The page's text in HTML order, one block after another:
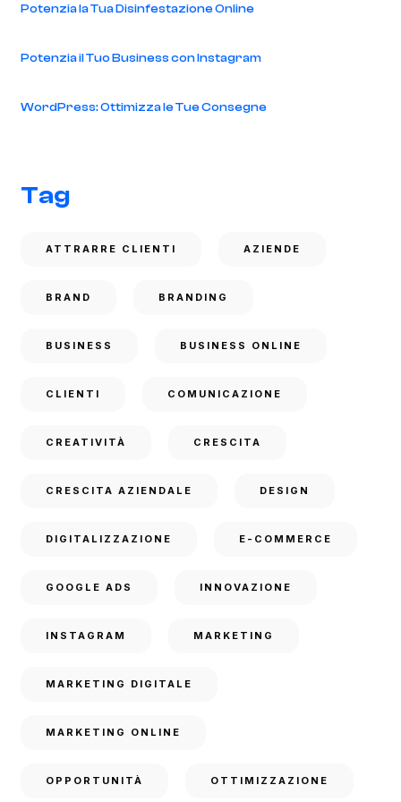
Potenzia la Tua Disinfestazione Online
Potenzia il Tuo Business con Instagram
WordPress: Ottimizza le Tue Consegne
Tag
ATTRARRE CLIENTI AZIENDE
BRAND BRANDING
BUSINESS BUSINESS ONLINE
CLIENTI COMUNICAZIONE
CREATIVITÀ CRESCITA
CRESCITA AZIENDALE DESIGN
DIGITALIZZAZIONE E-COMMERCE
GOOGLE ADS INNOVAZIONE
INSTAGRAM MARKETING
MARKETING DIGITALE
MARKETING ONLINE
OPPORTUNITÀ OTTIMIZZAZIONE